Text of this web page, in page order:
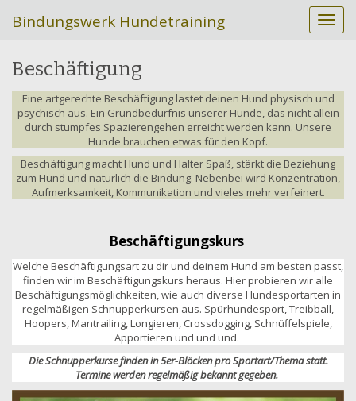
S
c
l
t
e
a
v
o
n
Bindungswerk Hundetraining
Beschäftigung
Eine artgerechte Beschäftigung lastet deinen Hund physisch und
psychisch aus. Ein Grundbedürfnis unserer Hunde, das nicht allein
durch stumpfes Spazierengehen erreicht werden kann. Unsere
Hunde brauchen etwas für den Kopf.
Beschäftigung macht Hund und Halter Spaß, stärkt die Beziehung
zum Hund und natürlich die Bindung. Nebenbei wird Konzentration,
Aufmerksamkeit, Kommunikation und vieles mehr verfeinert.
Beschäftigungskurs
Welche Beschäftigungsart zu dir und deinem Hund am besten passt,
finden wir im Beschäftigungskurs heraus. Hier probieren wir alle
Beschäftigungsmöglichkeiten, wie auch diverse Hundesportarten in
regelmäßigen Schnupperkursen aus. Spürhundesport, Treibball,
Hoopers, Mantrailing, Longieren, Crossdogging, Schnüffelspiele,
Apportieren und und und.
Die Schnupperkurse finden in 5er-Blöcken pro Sportart/Thema statt.
Termine werden regelmäßig bekannt gegeben.